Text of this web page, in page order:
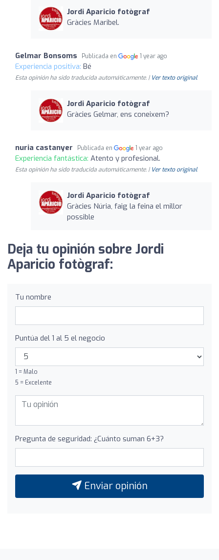
Jordi Aparicio fotògraf
Gràcies Maribel.
Gelmar Bonsoms Publicada en 1 year ago
Experiencia positiva: Bé
Esta opinión ha sido traducida automáticamente. | Ver texto original
Jordi Aparicio fotògraf
Gràcies Gelmar, ens coneixem?
nuria castanyer Publicada en 1 year ago
Experiencia fantástica: Atento y profesional.
Esta opinión ha sido traducida automáticamente. | Ver texto original
Jordi Aparicio fotògraf
Gràcies Núria, faig la feina el millor
possible
Deja tu opinión sobre Jordi
Aparicio fotògraf:
Tu nombre
Puntúa del 1 al 5 el negocio
1 = Malo
5 = Excelente
Pregunta de seguridad: ¿Cuánto suman 6+3?
Enviar opinión